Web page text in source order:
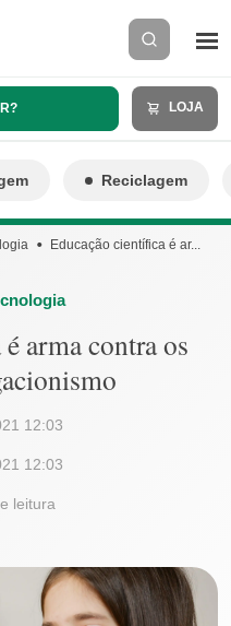
LOJA
Reciclagem
Educação científica é ar...
arma contra os
12:03
12:03
leitura